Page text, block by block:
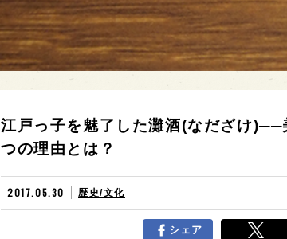
江戸っ子を魅了した灘酒(なだざけ
つの理由とは？
2017.05.30 歴史/文化
シェア